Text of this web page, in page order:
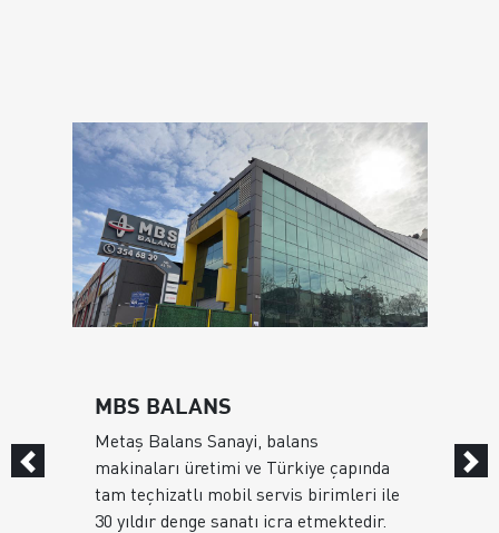
MBS BALANS
Metaş Balans Sanayi, balans
makinaları üretimi ve Türkiye çapında
tam teçhizatlı mobil servis birimleri ile
30 yıldır denge sanatı icra etmektedir.